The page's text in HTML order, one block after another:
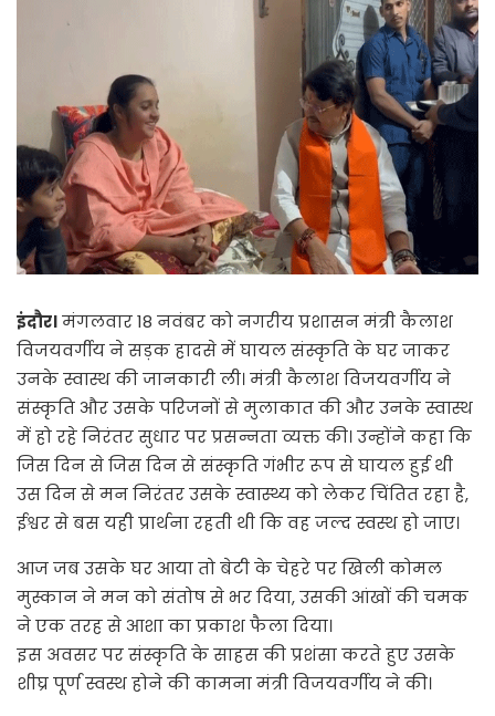
इंदौर।मंगलवार 18 नवंबर को नगरीय प्रशासन मंत्री कैलाश
विजयवर्गीय ने सड़क हादसे में घायल संस्कृति के घर जाकर
उनके स्वास्थ की जानकारी ली। मंत्री कैलाश विजयवर्गीय ने
संस्कृति और उसके परिजनों से मुलाकात की और उनके स्वास्थ
में हो रहे निरंतर सुधार पर प्रसन्नता व्यक्त की। उन्होंने कहा कि
जिस दिन से जिस दिन से संस्कृति गंभीर रूप से घायल हुई थी
उस दिन से मन निरंतर उसके स्वास्थ्य को लेकर चिंतित रहा है,
ईश्वर से बस यही प्रार्थना रहती थी कि वह जल्द स्वस्थ हो जाए।
आज जब उसके घर आया तो बेटी के चेहरे पर खिली कोमल
मुस्कान ने मन को संतोष से भर दिया, उसकी आंखों की चमक
ने एक तरह से आशा का प्रकाश फैला दिया।
इस अवसर पर संस्कृति के साहस की प्रशंसा करते हुए उसके
शीघ्र पूर्ण स्वस्थ होने की कामना मंत्री विजयवर्गीय ने की।